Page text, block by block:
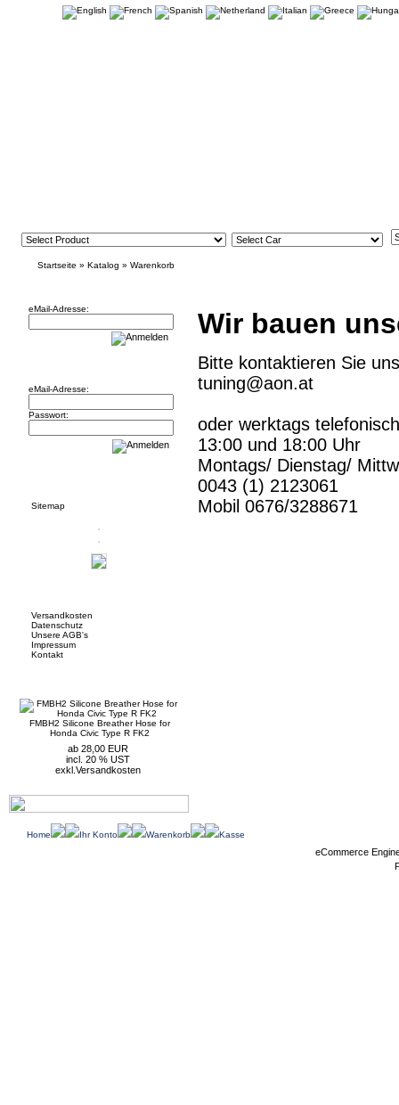
Startseite » Katalog » Warenkorb
eMail-Adresse:
eMail-Adresse:
Passwort:
Sitemap
Versandkosten
Datenschutz
Unsere AGB's
Impressum
Kontakt
FMBH2 Silicone Breather Hose for
Honda Civic Type R FK2
ab 28,00 EUR
incl. 20 % UST
exkl. Versandkosten
Wir bauen
Bitte kontaktieren Sie
tuning@aon.at
oder werktags
13:00 und 18:00 Uhr
Montags/ Dienstag/
0043 (1) 2123061
Mobil 0676/3288671
Home Ihr Konto Warenkorb Kasse
eCommerce